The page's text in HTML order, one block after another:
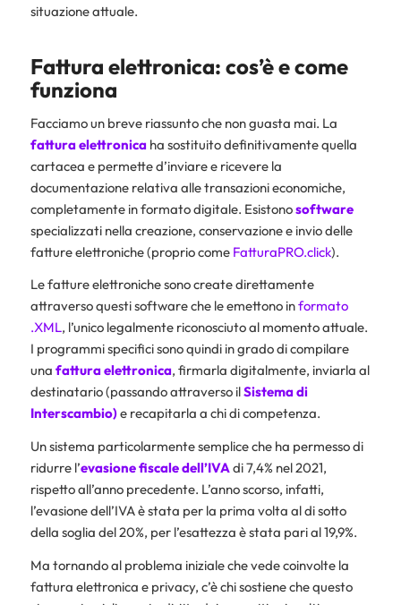
situazione attuale.
Fattura elettronica: cos’è e come
funziona
Facciamo un breve riassunto che non guasta mai. La
fattura elettronicaha sostituito definitivamente quella
cartacea e permette d’inviare e ricevere la
documentazione relativa alle transazioni economiche,
completamente in formato digitale. Esistonosoftware
specializzati nella creazione, conservazione e invio delle
fatture elettroniche (proprio come FatturaPRO.click).
Le fatture elettroniche sono create direttamente
attraverso questi software che le emettono informato
.XML, l’unico legalmente riconosciuto al momento attuale.
I programmi specifici sono quindi in grado di compilare
una fattura elettronica, firmarla digitalmente, inviarla al
destinatario (passando attraverso ilSistema di
Interscambio)e recapitarla a chi di competenza.
Un sistema particolarmente semplice che ha permesso di
ridurre l’evasione fiscaledell’IVAdi 7,4% nel 2021,
rispetto all’anno precedente. L’anno scorso, infatti,
l’evasione dell’IVA è stata per la prima volta al di sotto
della soglia del 20%, per l’esattezza è stata pari al 19,9%.
Ma tornando al problema iniziale che vede coinvolte la
fattura elettronica e privacy, c’è chi sostiene che questo